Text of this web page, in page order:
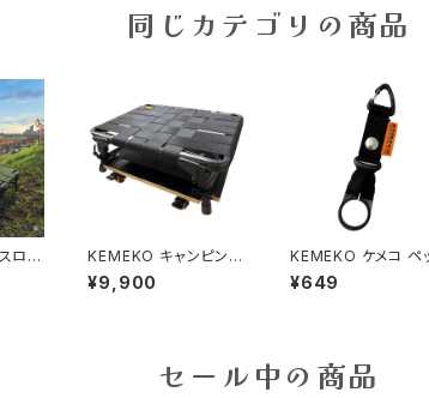
同じカテゴリの商品
ロー
KEMEKO キャンピング
シートAGURA メカニッ
クドーリーセット 低作業
¥9,900
KEMEKO ケメコ ペット
ボトルホルダー カラビ
ナ付
¥649
セール中の商品